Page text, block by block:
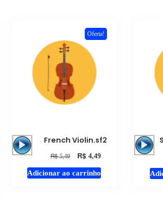
Oferta!
Tocador
áudio
French Violin.sf2
R$5,49 R$4,49
Adicionar ao carrinho